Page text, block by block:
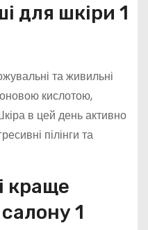
для шкіри 1
та живильні
кислотою,
в цей день активно
пілінги та
краще
1